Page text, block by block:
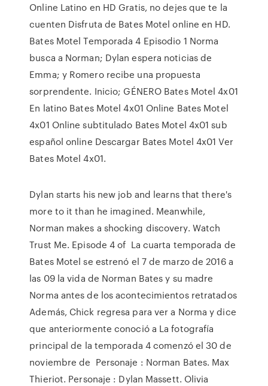
Online Latino en HD Gratis, no dejes que te la
cuenten Disfruta de Bates Motel online en HD.
Bates Motel Temporada 4 Episodio 1 Norma
busca a Norman; Dylan espera noticias de
Emma; y Romero recibe una propuesta
sorprendente. Inicio; GÉNERO Bates Motel 4x01
En latino Bates Motel 4x01 Online Bates Motel
4x01 Online subtitulado Bates Motel 4x01 sub
español online Descargar Bates Motel 4x01 Ver
Bates Motel 4x01.
Dylan starts his new job and learns that there's
more to it than he imagined. Meanwhile,
Norman makes a shocking discovery. Watch
Trust Me. Episode 4 of La cuarta temporada de
Bates Motel se estrenó el 7 de marzo de 2016 a
las 09 la vida de Norman Bates y su madre
Norma antes de los acontecimientos retratados
Además, Chick regresa para ver a Norma y dice
que anteriormente conoció a La fotografía
principal de la temporada 4 comenzó el 30 de
noviembre de Personaje : Norman Bates. Max
Thieriot. Personaje : Dylan Massett. Olivia